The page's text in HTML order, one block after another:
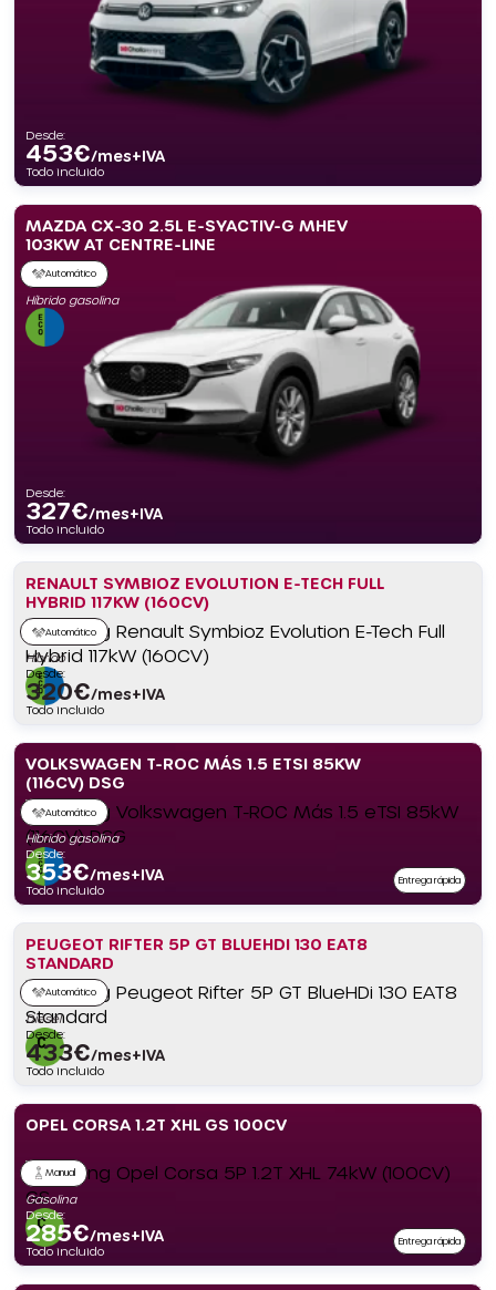
Desde:
453€/mes+IVA
Todo incluido
MAZDA CX-30 2.5L E-SYACTIV-G MHEV
103KW AT CENTRE-LINE
Automático
Híbrido gasolina
Desde:
327€/mes+IVA
Todo incluido
RENAULT SYMBIOZ EVOLUTION E-TECH FULL
HYBRID 117KW (160CV)
Automático
Híbrido
Desde:
320€/mes+IVA
Todo incluido
VOLKSWAGEN T-ROC MÁS 1.5 ETSI 85KW
(116CV) DSG
Automático
Híbrido gasolina
Desde:
353€/mes+IVA
Todo incluido
Entrega rápida
PEUGEOT RIFTER 5P GT BLUEHDI 130 EAT8
STANDARD
Automático
Diésel
Desde:
433€/mes+IVA
Todo incluido
OPEL CORSA 1.2T XHL GS 100CV
Manual
Gasolina
Desde:
285€/mes+IVA
Todo incluido
Entrega rápida